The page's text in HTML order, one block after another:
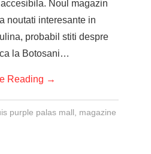
Noul magazin
noutati interesante in
probabil stiti despre
la Botosani…
Reading →
purple palas mall
magazine